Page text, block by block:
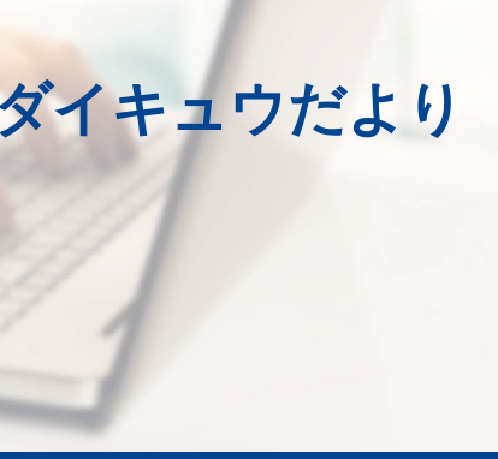
イキュウだより